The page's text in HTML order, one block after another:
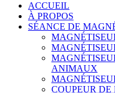
ACCUEIL
À PROPOS
SÉANCE DE
ANIMAUX
COUPEUR DE